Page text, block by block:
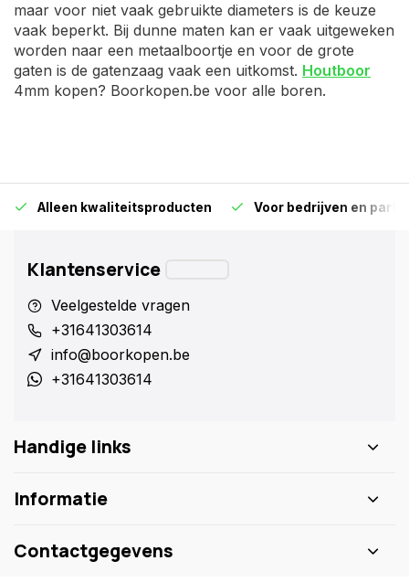
maar voor niet vaak gebruikte diameters is de keuze
vaak beperkt. Bij dunne maten kan er vaak uitgeweken
worden naar een metaalboortje en voor de grote
gaten is de gatenzaag vaak een uitkomst. Houtboor
4mm kopen? Boorkopen.be voor alle boren.
Alleen kwaliteitsproducten Voor bedrijven en
Klantenservice
Veelgestelde vragen
+31641303614
info@boorkopen.be
+31641303614
Handige links
Informatie
Contactgegevens